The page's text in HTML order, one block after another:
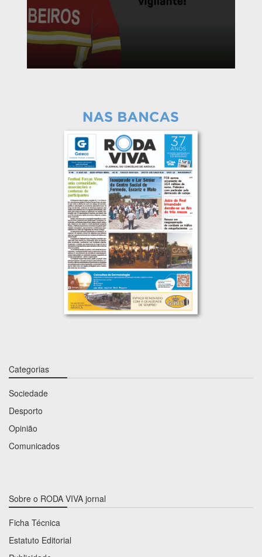
Categorias
Sociedade
Desporto
Opinião
Comunicados
Sobre o RODA VIVA jornal
Ficha Técnica
Estatuto Editorial